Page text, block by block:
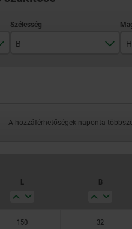
B H
A hozzáférhetőségek naponta
L
B
150 32